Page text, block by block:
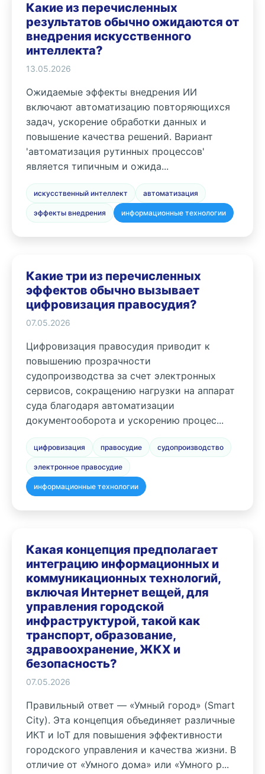
Какие из перечисленных
результатов обычно ожидаются от
внедрения искусственного
интеллекта?
13.05.2026
Ожидаемые эффекты внедрения ИИ
включают автоматизацию повторяющихся
задач, ускорение обработки данных и
повышение качества решений. Вариант
'автоматизация рутинных процессов'
является типичным и ожида...
искусственный интеллект автоматизация
эффекты внедрения информационные технологии
Какие три из перечисленных
эффектов обычно вызывает
цифровизация правосудия?
07.05.2026
Цифровизация правосудия приводит к
повышению прозрачности
судопроизводства за счет электронных
сервисов, сокращению нагрузки на аппарат
суда благодаря автоматизации
документооборота и ускорению процес...
цифровизация правосудие судопроизводство
электронное правосудие
информационные технологии
Какая концепция предполагает
интеграцию информационных и
коммуникационных технологий,
включая Интернет вещей, для
управления городской
инфраструктурой, такой как
транспорт, образование,
здравоохранение, ЖКХ и
безопасность?
07.05.2026
Правильный ответ — «Умный город» (Smart
City). Эта концепция объединяет различные
ИКТ и IoT для повышения эффективности
городского управления и качества жизни. В
отличие от «Умного дома» или «Умного р...